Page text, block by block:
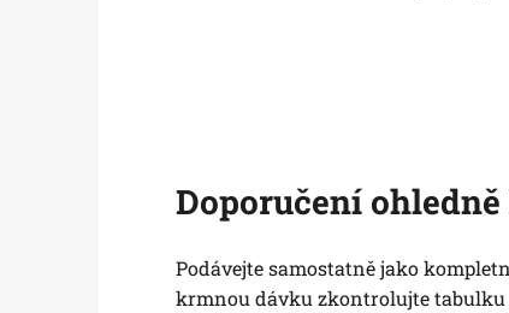
Doporučení
Podávejte samostatně jako
krmnou dávku zkontrolujte